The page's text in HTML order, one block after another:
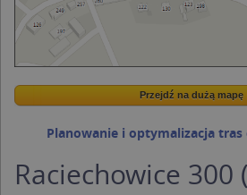
Wstaw tę mapkę na swoją stronę
Przejdź na dużą mapę
Przejdź na dużą mapę
Planowanie i optymalizacja
Raciechowice 300